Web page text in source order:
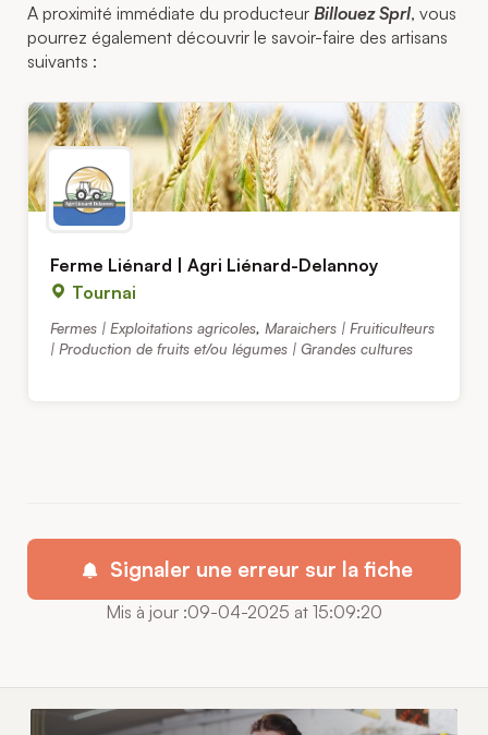
A proximité immédiate du producteur Billouez Sprl, vous
pourrez également découvrir le savoir-faire des artisans
suivants :
Ferme Liénard | Agri Liénard-Delannoy
Tournai
Fermes | Exploitations agricoles, Maraichers | Fruiticulteurs
| Production de fruits et/ou légumes | Grandes cultures
Signaler une erreur sur la fiche
Mis à jour :09-04-2025 at 15:09:20